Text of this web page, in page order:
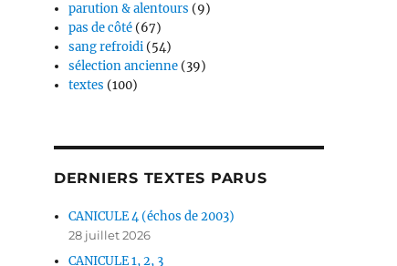
parution & alentours (9)
pas de côté (67)
sang refroidi (54)
sélection ancienne (39)
textes (100)
DERNIERS TEXTES PARUS
CANICULE 4 (échos de 2003)
28 juillet 2026
CANICULE 1, 2, 3